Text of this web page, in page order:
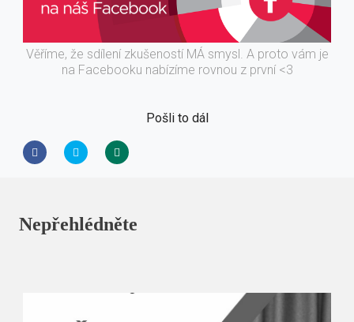
Věříme, že sdílení zkušeností MÁ smysl. A proto vám je
na Facebooku nabízíme rovnou z první <3
Pošli to dál
Nepřehlédněte